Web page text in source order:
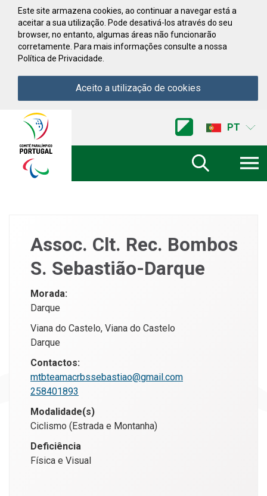
Saltar para conteúdo
Este site armazena cookies, ao continuar a navegar está a
aceitar a sua utilização. Pode desativá-los através do seu
browser, no entanto, algumas áreas não funcionarão
corretamente. Para mais informações consulte a nossa
Política de Privacidade.
Aceito a utilização de cookies
Comite
Paralimpico
Portugal
PT
Assoc. Clt. Rec. Bombos
S. Sebastião-Darque
Morada:
Darque
Viana do Castelo, Viana do Castelo
Darque
Contactos:
mtbteamacrbssebastiao@gmail.com
258401893
Modalidade(s)
Ciclismo (Estrada e Montanha)
Deficiência
Física e Visual